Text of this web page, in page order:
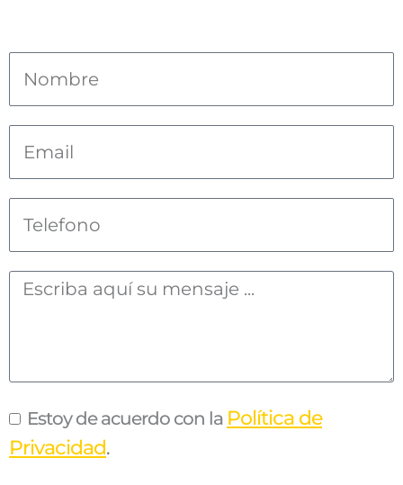
Estoy de acuerdo con la Política de
Privacidad.